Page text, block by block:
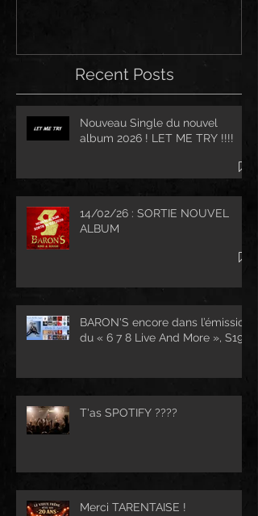
Recent Posts
Nouveau Single du nouvel
album 2026 ! LET ME TRY !!!!
14/02/26 : SORTIE NOUVEL
ALBUM
BARON'S encore dans l’émission
du « 6 7 8 Live And More », S19...
T'as SPOTIFY ????
Merci TARENTAISE !